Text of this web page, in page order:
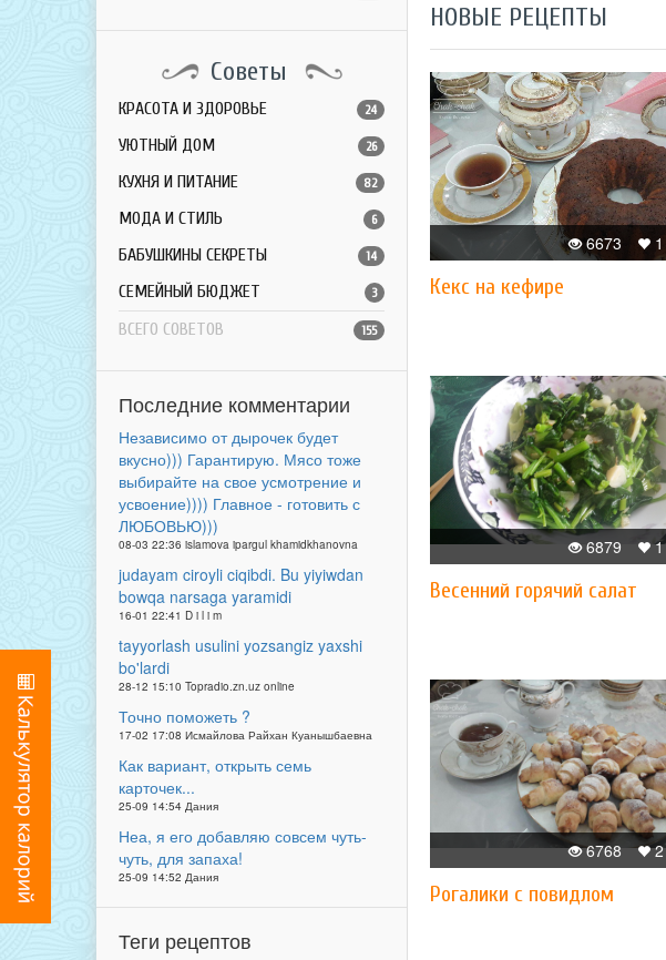
Советы
КРАСОТА И ЗДОРОВЬЕ 24
УЮТНЫЙ ДОМ 26
КУХНЯ И ПИТАНИЕ 82
МОДА И СТИЛЬ 6
БАБУШКИНЫ СЕКРЕТЫ 14
СЕМЕЙНЫЙ БЮДЖЕТ 3
ВСЕГО СОВЕТОВ 155
Последние комментарии
Независимо от дырочек будет
вкусно))) Гарантирую. Мясо тоже
выбирайте на свое усмотрение и
усвоение)))) Главное - готовить с
ЛЮБОВЬЮ)))
08-03 22:36 islamova ipargul khamidkhanovna
judayam ciroyli ciqibdi. Bu yiyiwdan
bowqa narsaga yaramidi
16-01 22:41 D i l i m
tayyorlash usulini yozsangiz yaxshi
bo'lardi
28-12 15:10 Topradio.zn.uz online
Точно поможеть ?
17-02 17:08 Исмайлова Райхан Куанышбаевна
Как вариант, открыть семь
карточек...
25-09 14:54 Дания
Неа, я его добавляю совсем чуть-
чуть, для запаха!
25-09 14:52 Дания
Теги рецептов
НОВЫЕ РЕЦЕПТЫ
1
6673
Кекс на кефире
1
6879
Весенний горячий салат
2
6768
Рогалики с повидлом